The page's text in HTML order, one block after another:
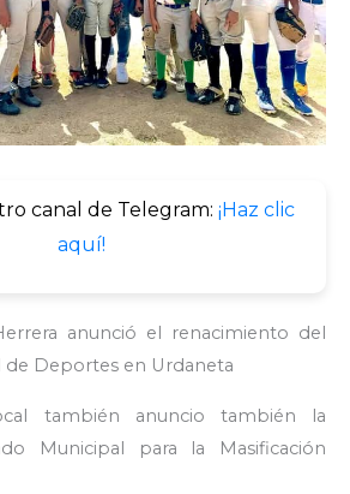
canal de Telegram: ¡Haz clic
aquí!
anunció el renacimiento del
de Deportes en Urdaneta
también anuncio también la
Municipal para la Masificación